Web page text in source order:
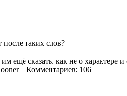
таких слов?
ещё сказать, как не о характере
Комментариев: 106